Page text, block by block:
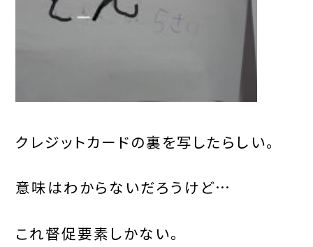
クレジットカードの裏を写したらしい。
意味はわからないだろうけど…
これ督促要素しかない。